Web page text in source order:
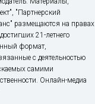
"Партнерский
размещаются на правах
21-летнего
формат,
с деятельностью
самими
Онлайн-медиа